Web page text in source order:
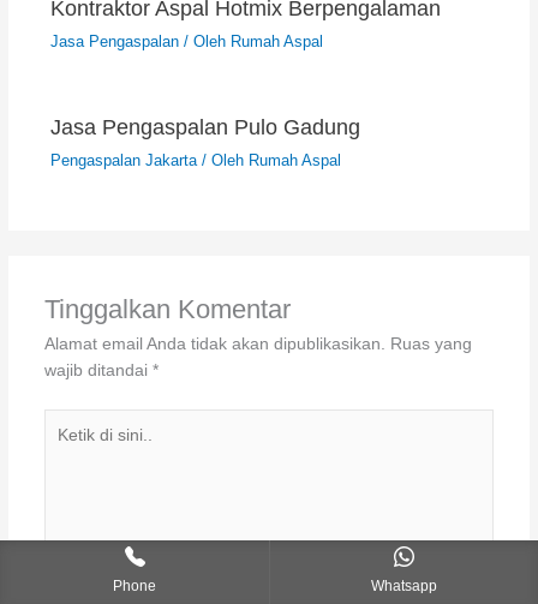
Kontraktor Aspal Hotmix Berpengalaman
Jasa Pengaspalan/ Oleh Rumah Aspal
Jasa Pengaspalan Pulo Gadung
Pengaspalan Jakarta/ Oleh Rumah Aspal
Tinggalkan Komentar
Alamat email Anda tidak akan dipublikasikan. Ruas yang
wajib ditandai *
Phone Whatsapp